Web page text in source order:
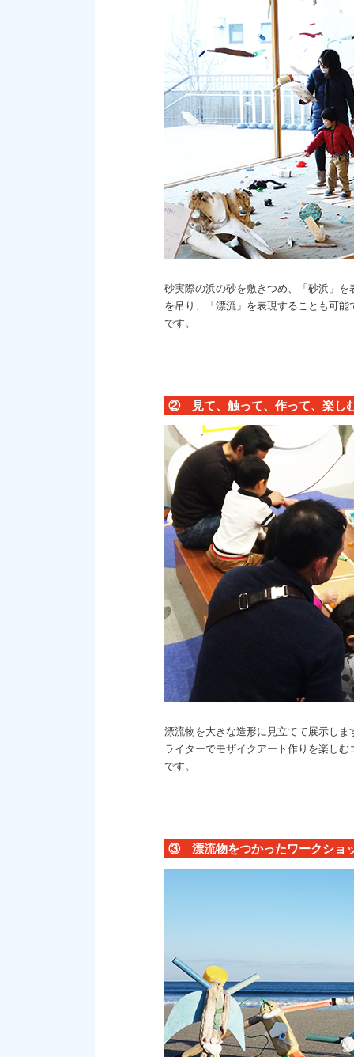
砂実際の浜の砂を敷きつめ、「砂浜」
を吊り、「漂流」を表現することも可
です。
② 見て、触って、作って、楽し
漂流物を大きな造形に見立てて展示し
ライターでモザイクアート作りを楽し
です。
③ 漂流物をつかったワークショ